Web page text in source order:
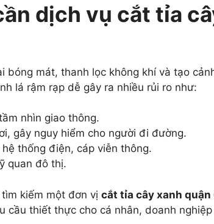
dịch vụ cắt tỉa
bóng mát, thanh lọc không khí và tạo
lá rậm rạp dễ gây ra nhiều rủi ro như:
nhìn giao thông.
gây nguy hiểm cho người đi đường.
thống điện, cáp viễn thông.
quan đô thị.
kiếm một đơn vị cắt tỉa cây xanh quận
cầu thiết thực cho cá nhân, doanh